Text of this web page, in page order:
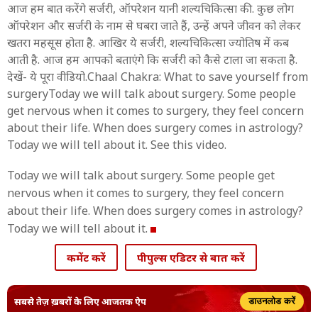
आज हम बात करेंगे सर्जरी, ऑपरेशन यानी शल्यचिकित्सा की. कुछ लोग
ऑपरेशन और सर्जरी के नाम से घबरा जाते हैं, उन्हें अपने जीवन को लेकर
खतरा महसूस होता है. आखिर ये सर्जरी, शल्यचिकित्सा ज्योतिष में कब
आती है. आज हम आपको बताएंगे कि सर्जरी को कैसे टाला जा सकता है.
देखें- ये पूरा वीडियो.Chaal Chakra: What to save yourself from
surgeryToday we will talk about surgery. Some people
get nervous when it comes to surgery, they feel concern
about their life. When does surgery comes in astrology?
Today we will tell about it. See this video.
Today we will talk about surgery. Some people get
nervous when it comes to surgery, they feel concern
about their life. When does surgery comes in astrology?
Today we will tell about it.
कमेंट करें पीपुल्स एडिटर से बात करें
सबसे तेज़ ख़बरों के लिए आजतक ऐप डाउनलोड करें